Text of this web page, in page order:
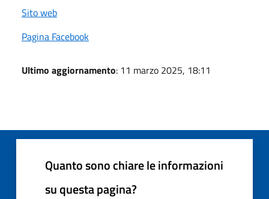
Sito web
Pagina Facebook
Ultimo aggiornamento: 11 marzo 2025, 18:11
Quanto sono chiare le informazioni
su questa pagina?